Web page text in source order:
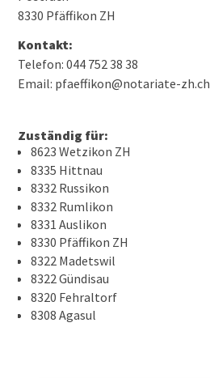
8330 Pfäffikon ZH
Kontakt:
Telefon: 044 752 38 38
Email: pfaeffikon@notariate-zh.ch
Zuständig für:
8623 Wetzikon ZH
8335 Hittnau
8332 Russikon
8332 Rumlikon
8331 Auslikon
8330 Pfäffikon ZH
8322 Madetswil
8322 Gündisau
8320 Fehraltorf
8308 Agasul